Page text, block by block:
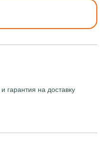
гарантия на доставку